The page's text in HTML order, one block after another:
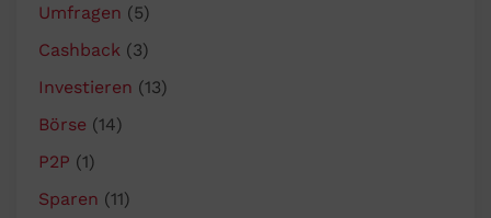
Umfragen (5)
Cashback (3)
Investieren (13)
Börse (14)
P2P (1)
Sparen (11)